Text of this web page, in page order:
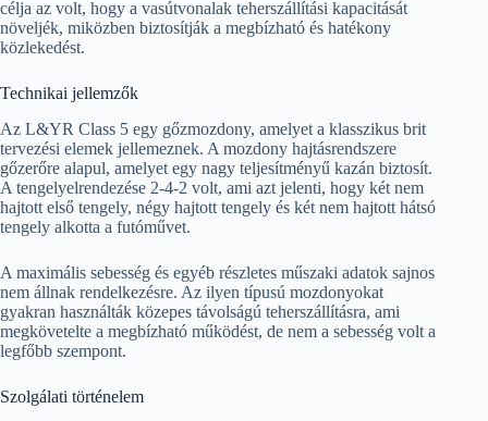
célja az volt, hogy a vasútvonalak teherszállítási kapacitását
növeljék, miközben biztosítják a megbízható és hatékony
közlekedést.
Technikai jellemzők
Az L&YR Class 5 egy gőzmozdony, amelyet a klasszikus brit
tervezési elemek jellemeznek. A mozdony hajtásrendszere
gőzerőre alapul, amelyet egy nagy teljesítményű kazán biztosít.
A tengelyelrendezése 2-4-2 volt, ami azt jelenti, hogy két nem
hajtott első tengely, négy hajtott tengely és két nem hajtott hátsó
tengely alkotta a futóművet.
A maximális sebesség és egyéb részletes műszaki adatok sajnos
nem állnak rendelkezésre. Az ilyen típusú mozdonyokat
gyakran használták közepes távolságú teherszállításra, ami
megkövetelte a megbízható működést, de nem a sebesség volt a
legfőbb szempont.
Szolgálati történelem